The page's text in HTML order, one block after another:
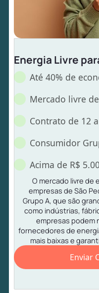
Energia Livre
Até 40% de
Mercado livre
Contrato de 12
Consumidor
Acima de R$
O mercado livre de
empresas de São
Grupo A, que são
como indústrias,
empresas podem
fornecedores de
mais baixas e
Enviar